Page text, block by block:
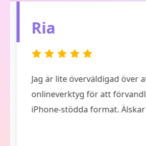
Ria
Jag är lite överväldigad över
onlineverktyg för att
iPhone-stödda format. Älskar